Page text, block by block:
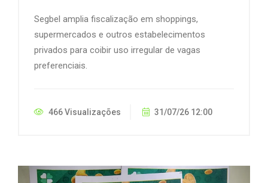
Segbel amplia fiscalização em shoppings,
supermercados e outros estabelecimentos
privados para coibir uso irregular de vagas
preferenciais.
466 Visualizações 31/07/26 12:00